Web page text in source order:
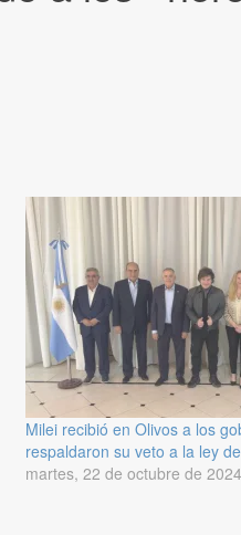
Milei recibió en Olivos a los
respaldaron su veto a la ley
martes, 22 de octubre de 2024